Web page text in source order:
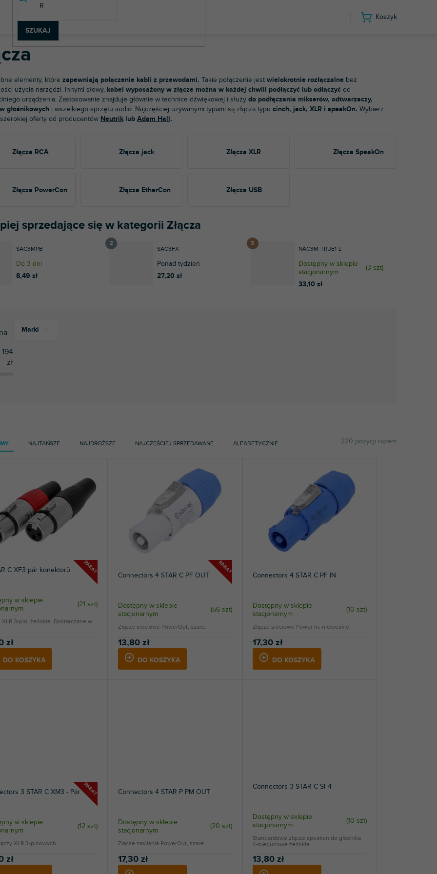
SZUKAJ
Koszyk
dźwięku
elementy, które zapewniają połączenie kabli z przewodami. Takie połączenie jest wielokrotnie rozłączalne bez
użycia narzędzi. Innymi słowy, kabel wyposażony w złącze można w każdej chwili podłączyć lub odłączyć od
urządzenia. Zastosowanie znajduje głównie w technice dźwiękowej i służy do podłączania mikserów, odtwarzaczy,
głośnikowych i wszelkiego sprzętu audio. Najczęściej używanymi typami są złącza typu cinch, jack, XLR i speakOn. Wybierz
oferty od producentów Neutrik lub Adam Hall.
Złącza RCA Złącza jack Złącza XLR Złącza SpeakOn
Złącza PowerCon Złącza EtherCon Złącza USB
sprzedające się w kategorii Złącza
SAC3MPB
Do 3 dni
8,49 zł
SAC3FX
Ponad tydzień
27,20 zł
NAC3M-TRUE1-L
Dostępny w sklepie
stacjonarnym
(3 szt)
33,10 zł
NAJTAŃSZE NAJDROŻSZE NAJCZĘŚCIEJ SPRZEDAWANE ALFABETYCZNIE 220 pozycji razem
194
zł
Marki
Neutrik
Sennheiser2
RABAT
C XF3 pár konektorů
w sklepie
(21 szt)
zł
DO KOSZYKA
XLR 3-pin, żeńskie. Dostarczane w
RABAT
Connectors 4 STAR C PF OUT
Dostępny w sklepie
stacjonarnym
(56 szt)
13,80 zł
DO KOSZYKA
Złącze sieciowe PowerOut, szare.
Connectors 4 STAR C PF IN
Dostępny w sklepie
stacjonarnym
(10 szt)
17,30 zł
DO KOSZYKA
Złącze sieciowe Power In, niebieskie.
RABAT
3 STAR C XM3 - Pár
w sklepie
(12 szt)
zł
XLR 3-pinowych.
Connectors 4 STAR P PM OUT
Dostępny w sklepie
stacjonarnym
(20 szt)
17,30 zł
Złącze zasilania PowerOut, szare.
Connectors 3 STAR C SF4
Dostępny w sklepie
stacjonarnym
(10 szt)
13,80 zł
Standardowe złącze speakon do głośnika
4-biegunowe żeńskie.